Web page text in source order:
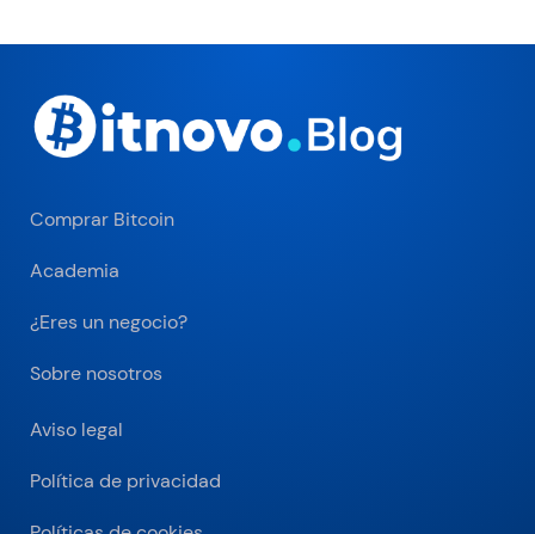
Comprar Bitcoin
Academia
¿Eres un negocio?
Sobre nosotros
Aviso legal
Política de privacidad